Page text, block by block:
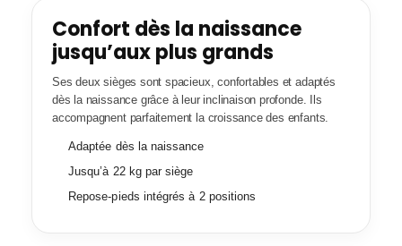
Confort dès la naissance
jusqu’aux plus grands
Ses deux sièges sont spacieux, confortables et adaptés
dès la naissance grâce à leur inclinaison profonde. Ils
accompagnent parfaitement la croissance des enfants.
Adaptée dès la naissance
Jusqu’à 22 kg par siège
Repose-pieds intégrés à 2 positions